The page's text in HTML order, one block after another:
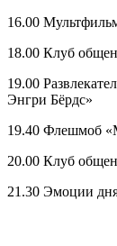
16.00
18.00 Клуб
19.00
Энгри Бёрдс»
19.40 Флешмоб
20.00 Клуб
21.30 Эмоции